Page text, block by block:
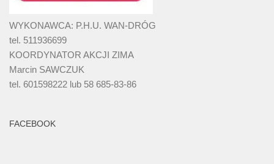
WYKONAWCA: P.H.U. WAN-DRÓG
tel. 511936699
KOORDYNATOR AKCJI ZIMA
Marcin SAWCZUK
tel. 601598222 lub 58 685-83-86
FACEBOOK